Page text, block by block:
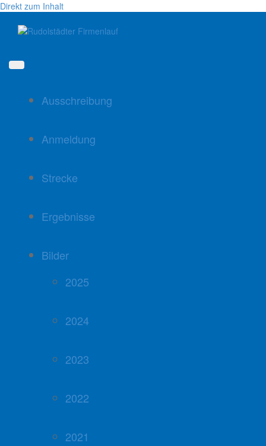
Direkt zum Inhalt
Ausschreibung
Anmeldung
Strecke
Ergebnisse
Bilder
2025
2024
2023
2022
2021